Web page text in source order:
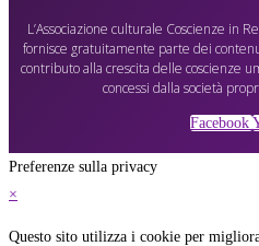
L’Associazione culturale Coscienze in
fornisce gratuitamente parte dei
contributo alla crescita delle coscienze
concessi dalla società
Facebook
Preferenze sulla privacy
×
Questo sito utilizza i cookie per